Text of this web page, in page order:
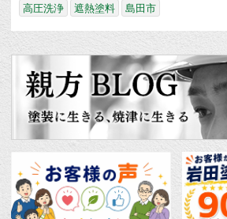
高圧洗浄 遮熱塗料 島田市